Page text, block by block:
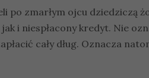
po zmarłym ojcu dziedziczą
i niespłacony kredyt. Nie
cały dług. Oznacza